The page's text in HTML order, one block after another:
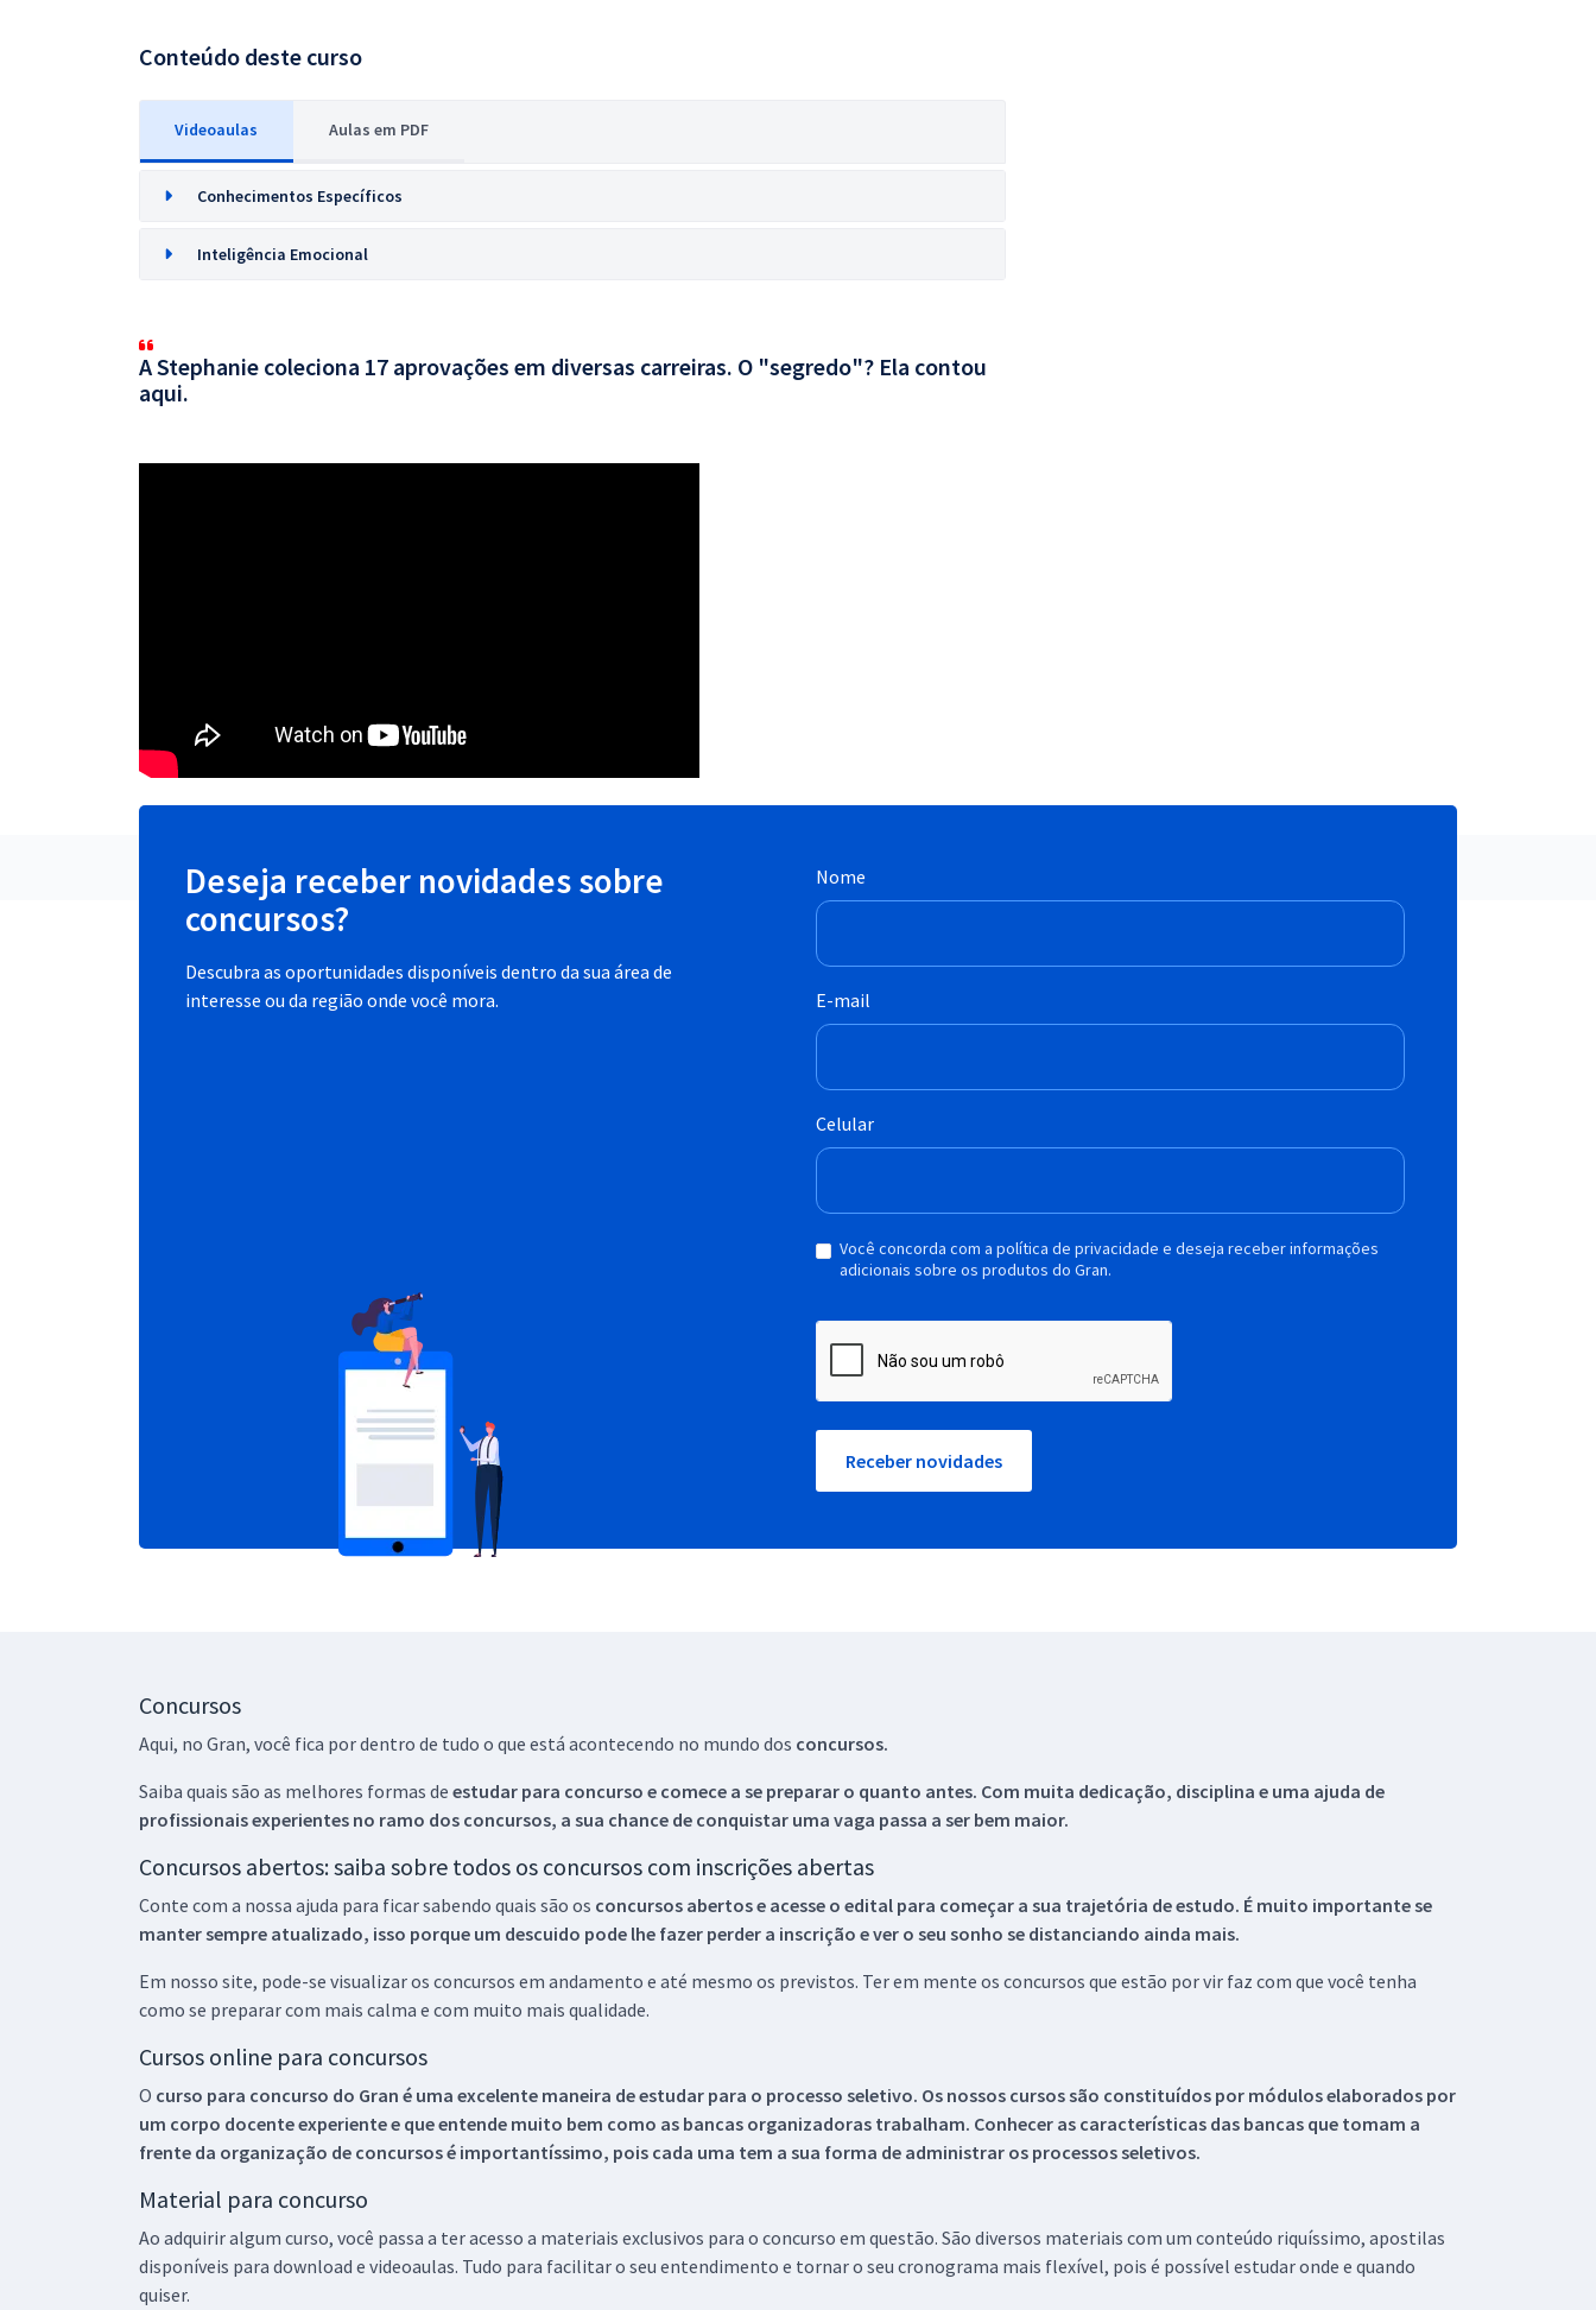
Conteúdo deste curso
Videoaulas Aulas em PDF
Conhecimentos Específicos
Inteligência Emocional
A Stephanie coleciona 17 aprovações em diversas carreiras. O "segredo"? Ela contou
aqui.
Deseja receber novidades sobre
concursos?
Descubra as oportunidades disponíveis dentro da sua área de
interesse ou da região onde você mora.
Nome
E-mail
Celular
Você concorda com a política de privacidade e deseja receber informações
adicionais sobre os produtos do Gran.
Receber novidades
Concursos
Aqui, no Gran, você fica por dentro de tudo o que está acontecendo no mundo dos concursos.
Saiba quais são as melhores formas de estudar para concurso e comece a se preparar o quanto antes. Com muita dedicação, disciplina e uma ajuda de
profissionais experientes no ramo dos concursos, a sua chance de conquistar uma vaga passa a ser bem maior.
Concursos abertos: saiba sobre todos os concursos com inscrições abertas
Conte com a nossa ajuda para ficar sabendo quais são os concursos abertos e acesse o edital para começar a sua trajetória de estudo. É muito importante se
manter sempre atualizado, isso porque um descuido pode lhe fazer perder a inscrição e ver o seu sonho se distanciando ainda mais.
Em nosso site, pode-se visualizar os concursos em andamento e até mesmo os previstos. Ter em mente os concursos que estão por vir faz com que você tenha
como se preparar com mais calma e com muito mais qualidade.
Cursos online para concursos
O curso para concurso do Gran é uma excelente maneira de estudar para o processo seletivo. Os nossos cursos são constituídos por módulos elaborados por
um corpo docente experiente e que entende muito bem como as bancas organizadoras trabalham. Conhecer as características das bancas que tomam a
frente da organização de concursos é importantíssimo, pois cada uma tem a sua forma de administrar os processos seletivos.
Material para concurso
Ao adquirir algum curso, você passa a ter acesso a materiais exclusivos para o concurso em questão. São diversos materiais com um conteúdo riquíssimo, apostilas
disponíveis para download e videoaulas. Tudo para facilitar o seu entendimento e tornar o seu cronograma mais flexível, pois é possível estudar onde e quando
quiser.